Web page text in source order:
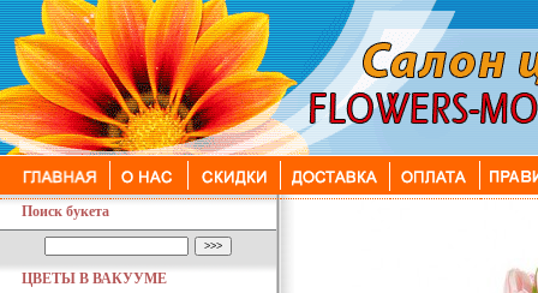
Поиск букета
ЦВЕТЫ В ВАКУУМЕ